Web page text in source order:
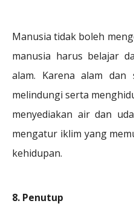
Manusia tidak boleh
manusia harus belajar
alam. Karena alam dan
melindungi serta
menyediakan air dan
mengatur iklim yang
kehidupan.
8. Penutup